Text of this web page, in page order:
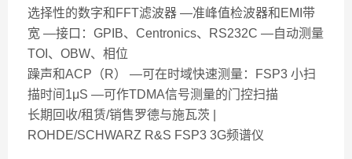
选择性的数字和FFT滤波器 —准峰值检波器和EMI带
宽 —接口：GPIB、Centronics、RS232C —自动测量
TOI、OBW、相位
躁声和ACP（R） —可在时域快速测量：FSP3 小扫
描时间1μS —可作TDMA信号测量的门控扫描
长期回收/租赁/销售罗德与施瓦茨 |
ROHDE/SCHWARZ R&S FSP3 3G频谱仪